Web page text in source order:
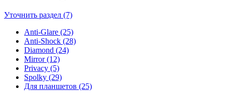
Уточнить раздел (7)
Anti-Glare (25)
Anti-Shock (28)
Diamond (24)
Mirror (12)
Privacy (5)
Spolky (29)
Для планшетов (25)